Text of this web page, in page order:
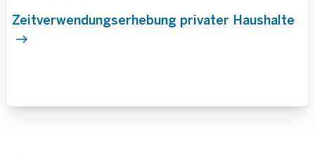
Zeitverwendungserhebung privater Haushalte